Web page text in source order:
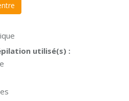
utilisé(s) :